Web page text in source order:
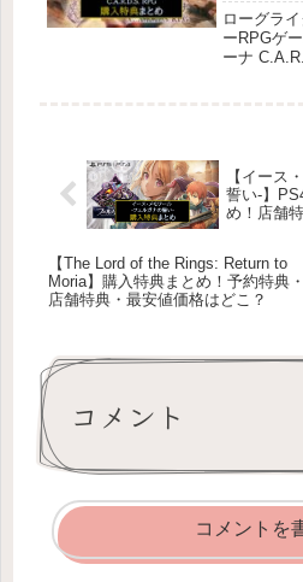
典・最
ローグラ
ーRPGゲ
ーナ
【イース
誓い-】
め！店舗
【The Lord of the Rings: Return to
Moria】購入特典まとめ！予約特典・
店舗特典・最安値価格はどこ？
コメント
コメントを